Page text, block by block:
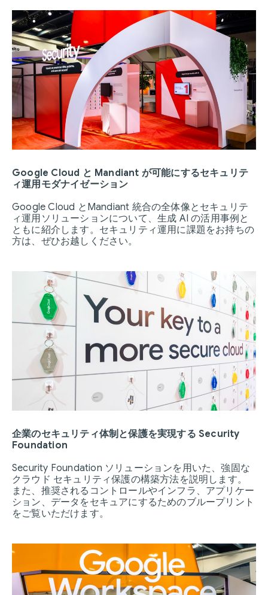
Google Cloud と Mandiant が可能にするセキュリテ
ィ運用モダナイゼーション
Google Cloud とMandiant 統合の全体像とセキュリテ
ィ運用ソリューションについて、生成 AI の活用事例と
ともに紹介します。セキュリティ運用に課題をお持ちの
方は、ぜひお越しください。
企業のセキュリティ体制と保護を実現する Security
Foundation
Security Foundation ソリューションを用いた、強固な
クラウド セキュリティ保護の構築方法を説明します。
また、推奨されるコントロールやインフラ、アプリケー
ション、データをセキュアにするためのブループリント
をご覧いただけます。